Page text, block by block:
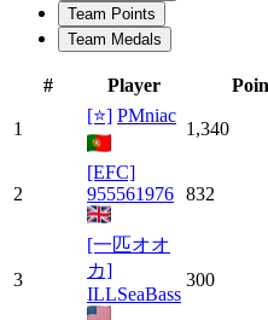
Team Points
Team Medals
# Player
1
[⭐] PMniac
1,340
2
[EFC]
955561976 832
3
[一匹オオ
カ]
ILLSeaBass
300